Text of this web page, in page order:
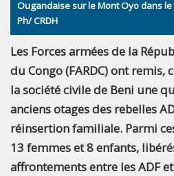
Ougandaise sur le Mont Oyo dans
Ph/ CRDH
Les Forces armées de la
du Congo (FARDC) ont remis,
la société civile de Beni une
anciens otages des rebelles
réinsertion familiale. Parmi
13 femmes et 8 enfants,
affrontements entre les ADF